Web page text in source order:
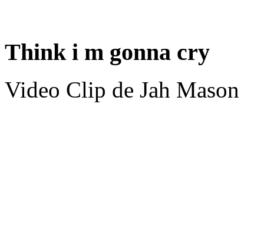
Think i m gonna cry
Video Clip de Jah Mason